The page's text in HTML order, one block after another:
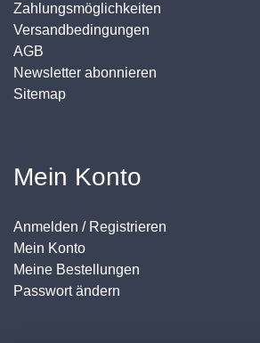
Zahlungsmöglichkeiten
Versandbedingungen
AGB
Newsletter abonnieren
Sitemap
Mein Konto
Anmelden / Registrieren
Mein Konto
Meine Bestellungen
Passwort ändern